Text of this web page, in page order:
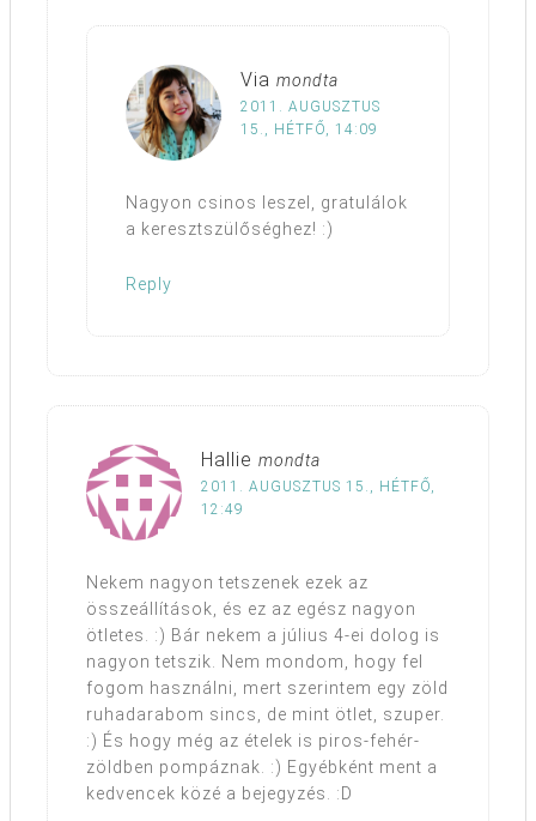
Via mondta
2011. AUGUSZTUS
15., HÉTFŐ, 14:09
Nagyon csinos leszel, gratulálok
a keresztszülőséghez! :)
Reply
Hallie mondta
2011. AUGUSZTUS 15., HÉTFŐ,
12:49
Nekem nagyon tetszenek ezek az
összeállítások, és ez az egész nagyon
ötletes. :) Bár nekem a július 4-ei dolog is
nagyon tetszik. Nem mondom, hogy fel
fogom használni, mert szerintem egy zöld
ruhadarabom sincs, de mint ötlet, szuper.
:) És hogy még az ételek is piros-fehér-
zöldben pompáznak. :) Egyébként ment a
kedvencek közé a bejegyzés. :D